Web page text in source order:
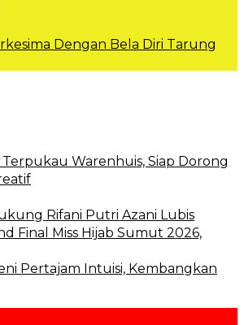
Dengan Bela Diri Tarung
Warenhuis, Siap Dorong
Rifani Putri Azani Lubis
Final Miss Hijab Sumut 2026,
Pertajam Intuisi, Kembangkan